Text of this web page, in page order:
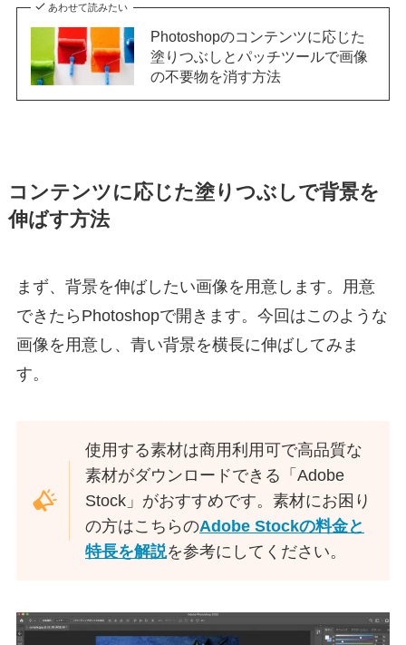
あわせて読みたい
Photoshopのコンテンツに応じた
塗りつぶしとパッチツールで画像
の不要物を消す方法
コンテンツに応じた塗りつぶしで背景を
伸ばす方法
まず、背景を伸ばしたい画像を用意します。用意
できたらPhotoshopで開きます。今回はこのような
画像を用意し、青い背景を横長に伸ばしてみま
す。
使用する素材は商用利用可で高品質な
素材がダウンロードできる「Adobe
Stock」がおすすめです。素材にお困り
の方はこちらのAdobe Stockの料金と
特長を解説を参考にしてください。